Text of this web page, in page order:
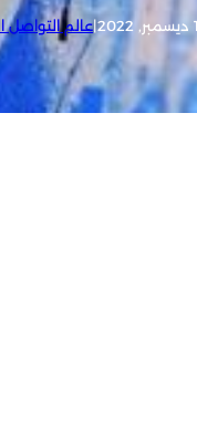
|عالم التواصل